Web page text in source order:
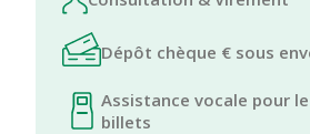
Dépôt chèque € sous
Assistance vocale pour
billets